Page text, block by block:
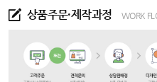
상품주문·제작과정 WORK